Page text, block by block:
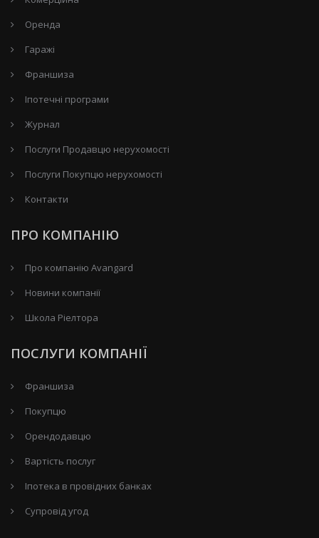
Оренда
Гаражі
Франшиза
Іпотечні програми
Журнал
Послуги Продавцю нерухомості
Послуги Покупцю нерухомості
Контакти
ПРО КОМПАНІЮ
Про компанію Avangard
Новини компанії
Школа Ріелтора
ПОСЛУГИ КОМПАНІЇ
Франшиза
Покупцю
Орендодавцю
Вартість послуг
Іпотека в провідних банках
Супровід угод